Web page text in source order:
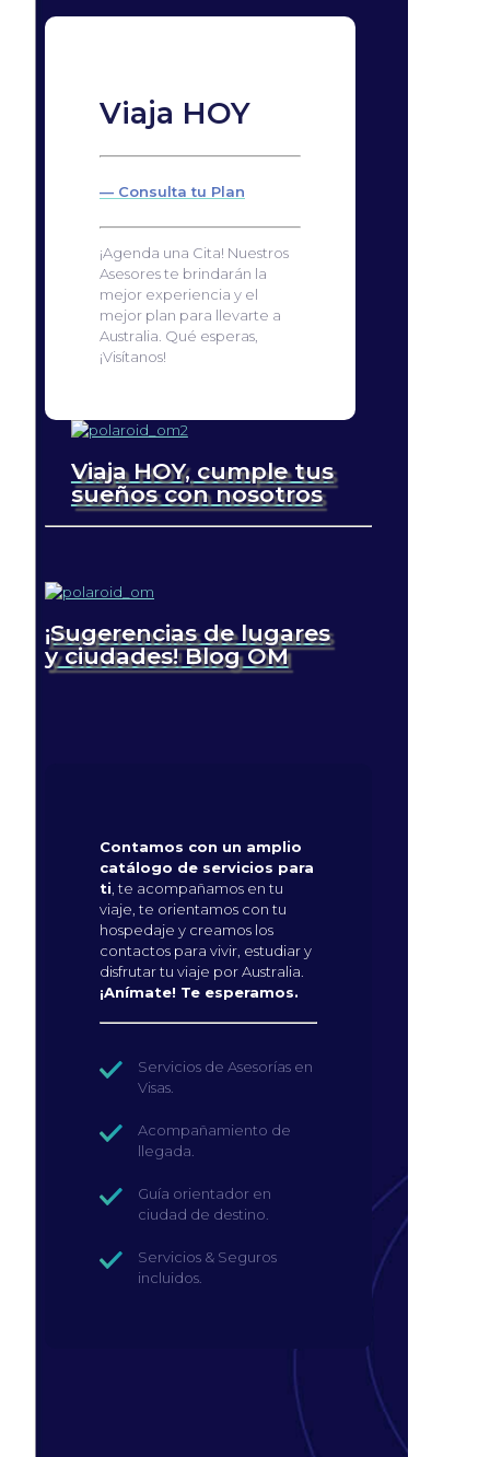
Viaja HOY
— Consulta tu Plan
¡Agenda una Cita! Nuestros
Asesores te brindarán la
mejor experiencia y el
mejor plan para llevarte a
Australia. Qué esperas,
¡Visítanos!
Viaja HOY, cumple tus
sueños con nosotros
¡Sugerencias de lugares
y ciudades! Blog OM
Contamos con un amplio
catálogo de servicios para
ti , te acompañamos en tu
viaje, te orientamos con tu
hospedaje y creamos los
contactos para vivir, estudiar y
disfrutar tu viaje por Australia.
¡Anímate! Te esperamos.
Servicios de Asesorías en
Visas.
Acompañamiento de
llegada.
Guía orientador en
ciudad de destino.
Servicios & Seguros
incluidos.